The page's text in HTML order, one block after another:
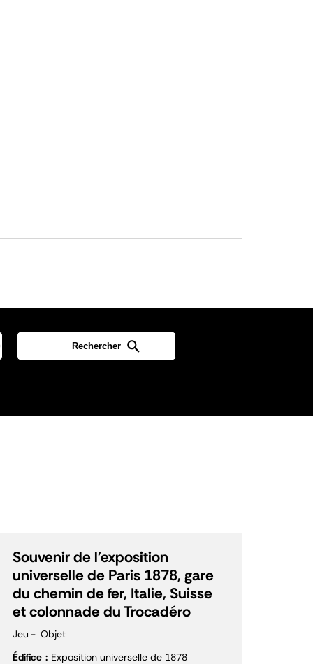
Souvenir de l'exposition
universelle de Paris 1878, gare
du chemin de fer, Italie, Suisse
et colonnade du Trocadéro
Jeu
Objet
Édifice
Exposition universelle de 1878